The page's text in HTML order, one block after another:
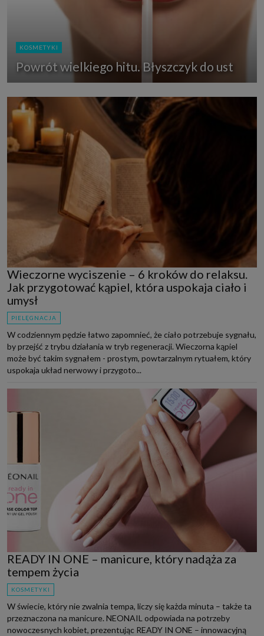
KOSMETYKI
Powrót wielkiego hitu. Błyszczyk do ust
Wieczorne wyciszenie – 6 kroków do relaksu.
Jak przygotować kąpiel, która uspokaja ciało i
umysł
PIELĘGNACJA
W codziennym pędzie łatwo zapomnieć, że ciało potrzebuje sygnału,
by przejść z trybu działania w tryb regeneracji. Wieczorna kąpiel
może być takim sygnałem - prostym, powtarzalnym rytuałem, który
uspokaja układ nerwowy i przygoto...
READY IN ONE – manicure, który nadąża za
tempem życia
KOSMETYKI
W świecie, który nie zwalnia tempa, liczy się każda minuta – także ta
przeznaczona na manicure. NEONAIL odpowiada na potrzeby
nowoczesnych kobiet, prezentując READY IN ONE – innowacyjną